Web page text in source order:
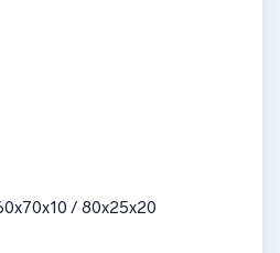
/ 80x25x20